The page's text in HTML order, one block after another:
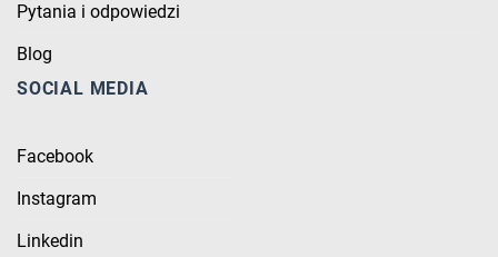
Pytania i odpowiedzi
Blog
SOCIAL MEDIA
Facebook
Instagram
Linkedin